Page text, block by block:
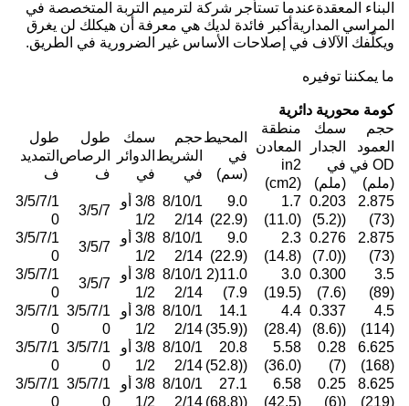
البناء المعقدةعندما تستأجر شركة لترميم التربة المتخصصة في
المراسي المداريةأكبر فائدة لديك هي معرفة أن هيكلك لن يغرق
ويكلّفك الآلاف في إصلاحات الأساس غير الضرورية في الطريق.
ما يمكننا توفيره
كومة محورية دائرية
حجم
العمود
OD في
(ملم)
سمك
الجدار
في
(ملم)
منطقة
المعادن
in2
(cm2)
المحيط
في
(سم)
حجم
الشريط
في
سمك
الدوائر
في
طول
الرصاص
ف
طول
التمديد
ف
2.875
(73)
0.203
((5.2)
1.7
(11.0)
9.0
(22.9)
8/10/1
2/14
3/8 أو
1/2
3/5/7
3/5/7/1
0
2.875
(73)
0.276
((7.0)
2.3
(14.8)
9.0
(22.9)
8/10/1
2/14
3/8 أو
1/2
3/5/7
3/5/7/1
0
3.5
(89)
0.300
(7.6)
3.0
(19.5)
11.0(2
7.9)
8/10/1
2/14
3/8 أو
1/2
3/5/7
3/5/7/1
0
4.5
(114)
0.337
((8.6)
4.4
(28.4)
14.1
((35.9)
8/10/1
2/14
3/8 أو
1/2
3/5/7/1
0
3/5/7/1
0
6.625
(168)
0.28
(7)
5.58
(36.0)
20.8
((52.8)
8/10/1
2/14
3/8 أو
1/2
3/5/7/1
0
3/5/7/1
0
8.625
(219)
0.25
((6)
6.58
(42.5)
27.1
((68.8)
8/10/1
2/14
3/8 أو
1/2
3/5/7/1
0
3/5/7/1
0